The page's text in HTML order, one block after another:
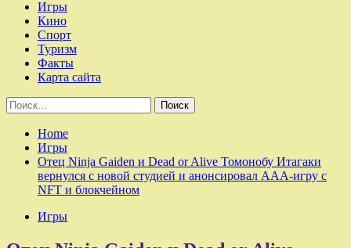
Игры
Кино
Спорт
Туризм
Факты
Карта сайта
Найти:
Home
Игры
Отец Ninja Gaiden и Dead or Alive Томонобу Итагаки
вернулся с новой студией и анонсировал ААА-игру с
NFT и блокчейном
Игры